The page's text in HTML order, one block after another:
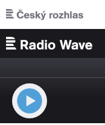
Přejít k hlavnímu obsahu